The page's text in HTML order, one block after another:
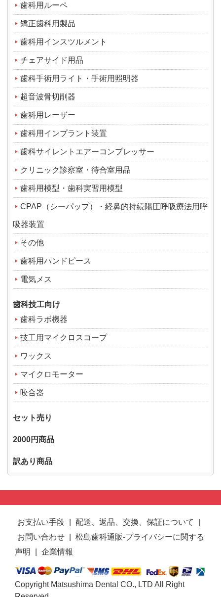
歯科用ルーペ
矯正歯科用製品
歯科用インスツルメント
チェアサイド用品
歯科手術用ライト・手術用照明器
超音波骨切削器
歯科用レーザー
歯科用インプラント装置
歯科サイレントエアーコンプレッサー
クリニック診察室・待合室用品
歯科用模型・歯科実習用模型
CPAP（シーパップ）・経鼻的持続陽圧呼吸療法用呼
吸器装置
その他
歯科用ハンドピース
電気メス
歯科技工向け
歯科ラボ機器
技工用マイクロスコープ
ワックス
マイクロモーター
咬合器
セット売り
2000円商品
訳あり商品
お支払い手段 配送、返品、交換、保証について
お問い合わせ
松島歯科通販-プライバシーに関する
声明
企業情報
Copyright Matsushima Dental CO., LTD All Right